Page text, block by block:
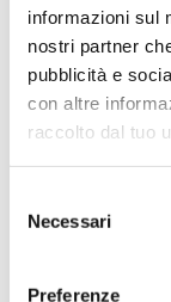
informazioni sul
nostri partner
pubblicità e
con altre
raccolto dal tuo
delNecessari
Preferenze
Condividi
Presentazione
In un pratico
16 maggio